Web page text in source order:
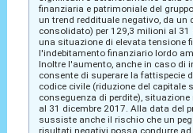
finanziaria e patrimoniale del
un trend reddituale negativo, da un
consolidato) per 129,3 milioni al 31
una situazione di elevata tensione
l'indebitamento finanziario lordo
Inoltre l'aumento, anche in caso di
consente di superare la fattispecie
codice civile (riduzione del capitale
conseguenza di perdite),
al 31 dicembre 2017. Alla data del
sussiste anche il rischio che un
risultati negativi possa condurre